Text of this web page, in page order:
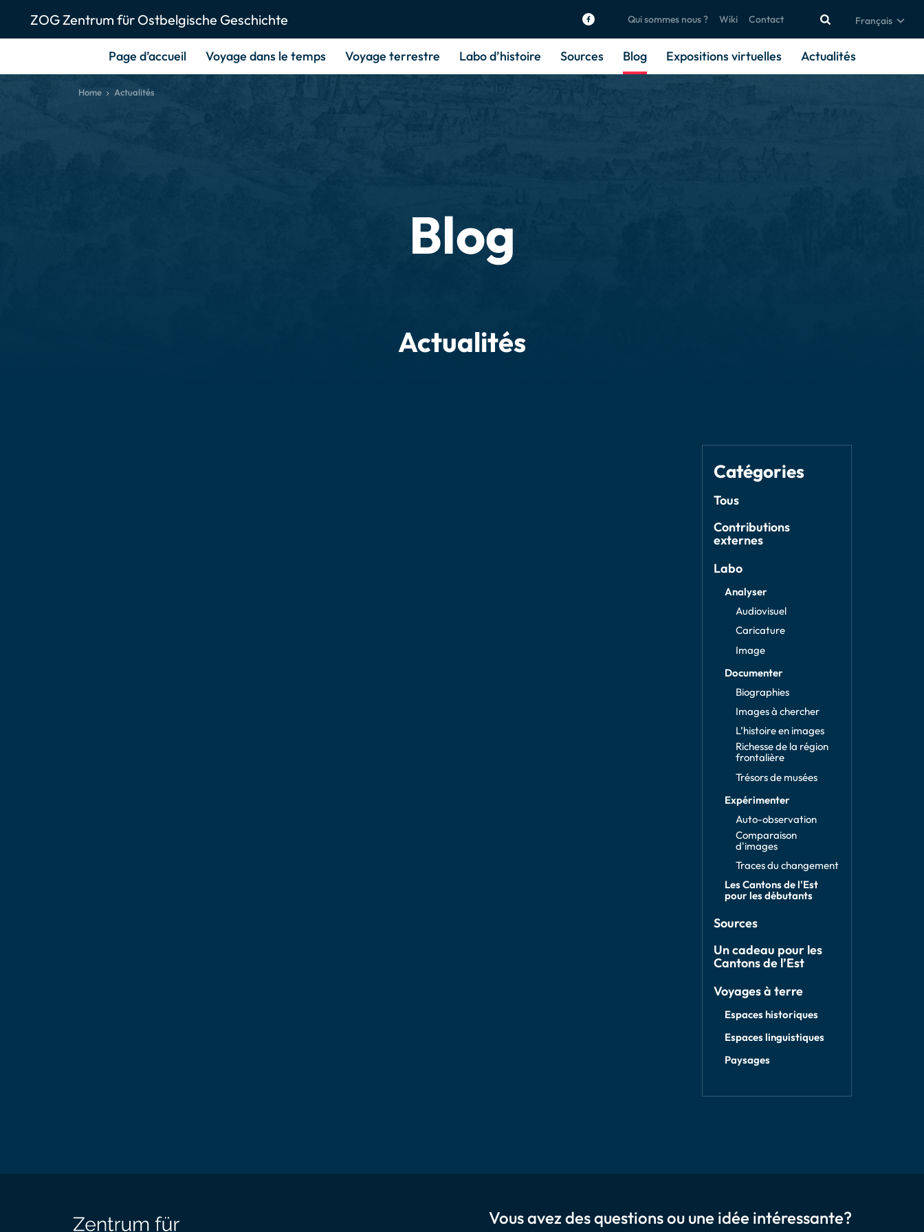
ZOG Zentrum für Ostbelgische Geschichte Qui sommes nous ? Wiki Contact Français
Page d’accueil Voyage dans le temps Voyage terrestre Labo d’histoire Sources Blog Expositions virtuelles Actualités
Home Actualités
Blog
Actualités
Catégories
Tous
Contributions
externes
Labo
Analyser
Audiovisuel
Caricature
Image
Documenter
Biographies
Images à chercher
L’histoire en images
Richesse de la région
frontalière
Trésors de musées
Expérimenter
Auto-observation
Comparaison
d'images
Traces du changement
Les Cantons de l'Est
pour les débutants
Sources
Un cadeau pour les
Cantons de l’Est
Voyages à terre
Espaces historiques
Espaces linguistiques
Paysages
Vous avez des questions ou une idée intéressante?